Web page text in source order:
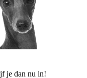
je dan nu in!